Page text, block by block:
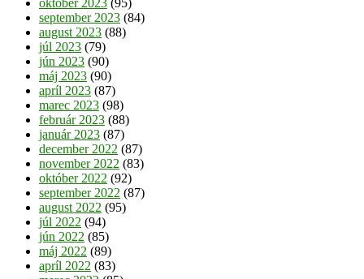
október 2023 (95)
september 2023 (84)
august 2023 (88)
júl 2023 (79)
jún 2023 (90)
máj 2023 (90)
apríl 2023 (87)
marec 2023 (98)
február 2023 (88)
január 2023 (87)
december 2022 (87)
november 2022 (83)
október 2022 (92)
september 2022 (87)
august 2022 (95)
júl 2022 (94)
jún 2022 (85)
máj 2022 (89)
apríl 2022 (83)